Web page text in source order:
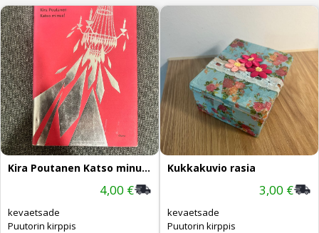
Kira Poutanen Katso minua kirja
4,00 €
kevaetsade
Puutorin kirppis
Kukkakuvio rasia
3,00 €
kevaetsade
Puutorin kirppis